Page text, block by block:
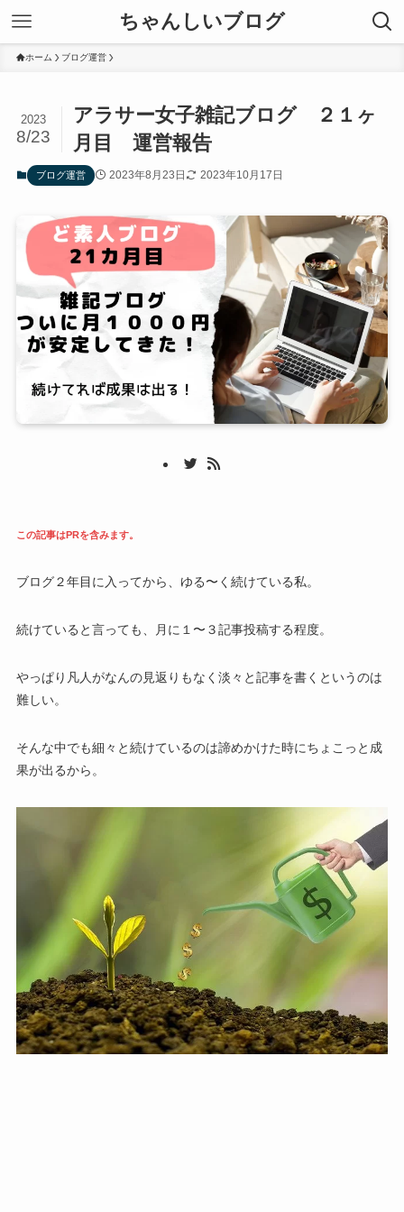
ちゃんしいブログ
ホーム ブログ運営
アラサー女子雑記ブログ ２１ヶ
月目 運営報告
2023
8/23
ブログ運営 2023年8月23日 2023年10月17日
この記事はPRを含みます。
ブログ２年目に入ってから、ゆる〜く続けている私。
続けていると言っても、月に１〜３記事投稿する程度。
やっぱり凡人がなんの見返りもなく淡々と記事を書くというのは
難しい。
そんな中でも細々と続けているのは諦めかけた時にちょこっと成
果が出るから。